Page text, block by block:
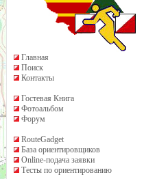
Главная
Поиск
Контакты
Гостевая Книга
Фотоальбом
Форум
RouteGadget
База ориентировщиков
Online-подача заявки
Тесты по ориентированию